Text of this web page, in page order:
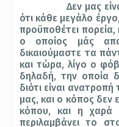
Δεν μας
ότι κάθε μεγάλο
προϋποθέτει πορεία,
ο οποίος μάς
δικαιούμαστε τα
και τώρα, λίγο ο
δηλαδή, την οποία
διότι είναι
μας, και ο κόπος δεν
κόπου, και η χαρά
περιλαμβάνει το